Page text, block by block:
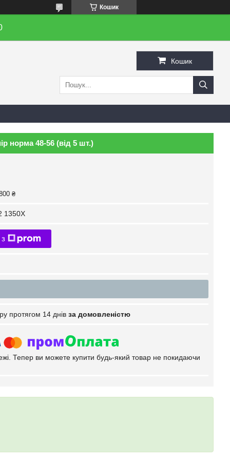
Кошик
Кошик
норма 48-56 (від 5 шт.)
₴
1350X
протягом 14 днів за домовленістю
Тепер ви можете купити будь-який товар не покидаючи